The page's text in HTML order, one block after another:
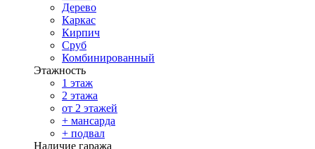
Дерево
Каркас
Кирпич
Сруб
Комбинированный
Этажность
1 этаж
2 этажа
от 2 этажей
+ мансарда
+ подвал
Наличие гаража